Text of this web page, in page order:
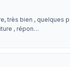
très bien , quelques
, répon…